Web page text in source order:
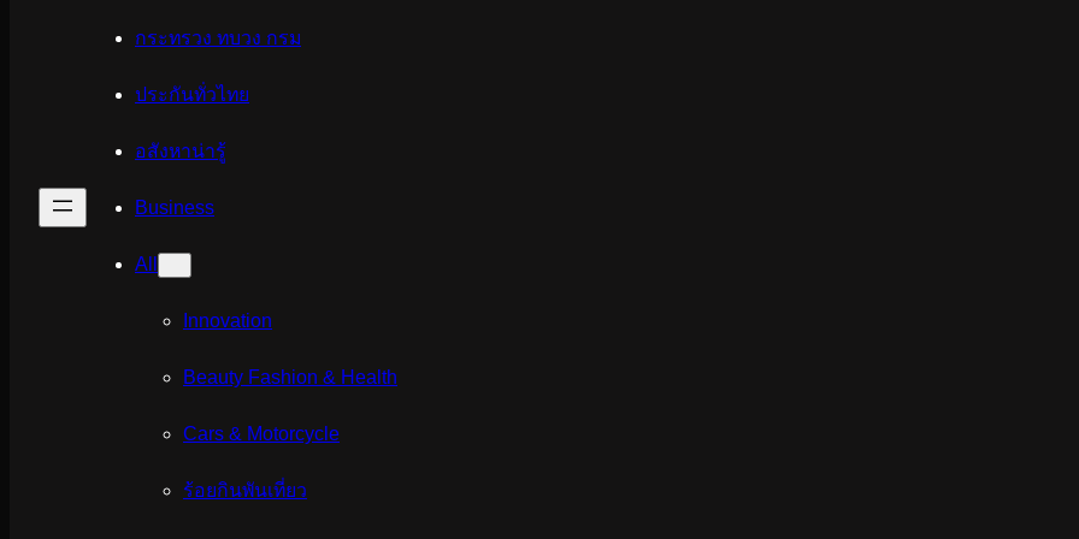
กระทรวง ทบวง กรม
ประกันทั่วไทย
อสังหาน่ารู้
Business
All
Innovation
Beauty Fashion & Health
Cars & Motorcycle
ร้อยกินพันเที่ยว